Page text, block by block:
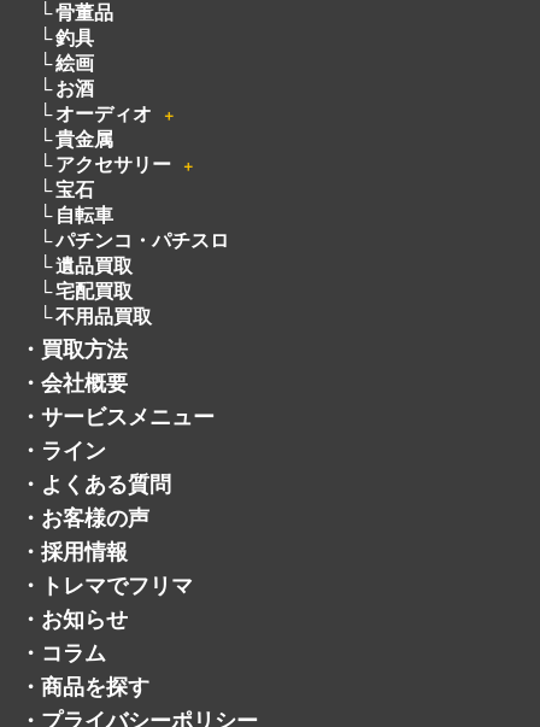
骨董品
釣具
絵画
お酒
オーディオ
＋
貴金属
アクセサリー
＋
宝石
自転車
パチンコ・パチスロ
遺品買取
宅配買取
不用品買取
・ 買取方法
・ 会社概要
・ サービスメニュー
・ ライン
・ よくある質問
・ お客様の声
・ 採用情報
・
トレマでフリマ
・ お知らせ
・ コラム
・ 商品を探す
・ プライバシーポリシー